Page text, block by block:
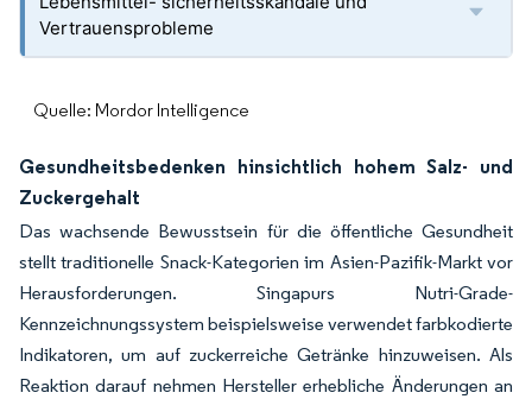
Vertrauensprobleme
Quelle: Mordor Intelligence
Gesundheitsbedenken hinsichtlich hohem Salz- und
Zuckergehalt
Das wachsende Bewusstsein für die öffentliche Gesundheit
stellt traditionelle Snack-Kategorien im Asien-Pazifik-Markt vor
Herausforderungen. Singapurs Nutri-Grade-
Kennzeichnungssystem beispielsweise verwendet farbkodierte
Indikatoren, um auf zuckerreiche Getränke hinzuweisen. Als
Reaktion darauf nehmen Hersteller erhebliche Änderungen an